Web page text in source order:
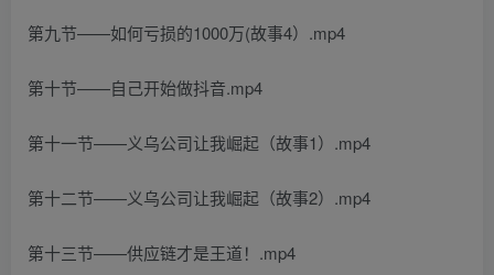
第九节——如何亏损的1000万(故事4）.mp4
第十节——自己开始做抖音.mp4
第十一节——义乌公司让我崛起（故事1）.mp4
第十二节——义乌公司让我崛起（故事2）.mp4
第十三节——供应链才是王道！.mp4